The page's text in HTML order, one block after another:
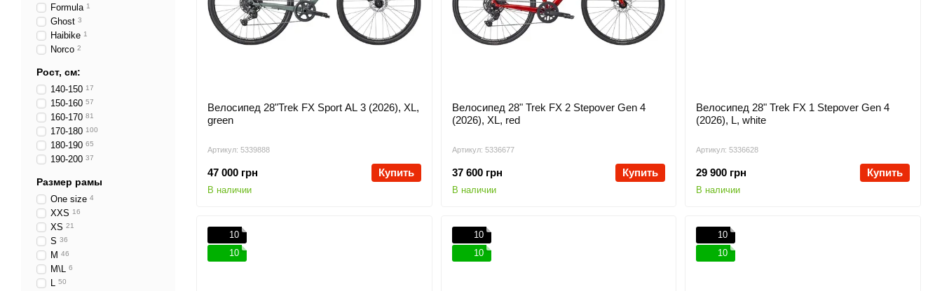
Артикул: 5339888
Велосипед 28"Trek FX Sport AL 3 (2026), XL,
green
47 000 грн Купить
В наличии
Артикул: 5336677
Велосипед 28" Trek FX 2 Stepover Gen 4
(2026), XL, red
37 600 грн Купить
В наличии
Артикул: 5336628
Велосипед 28" Trek FX 1 Stepover Gen 4
(2026), L, white
29 900 грн Купить
В наличии
10
10
10
10
10
10
Formula 1
Ghost 3
Haibike 1
Norco 2
Рост, см:
140-150 17
150-160 57
160-170 81
170-180 100
180-190 65
190-200 37
Размер рамы
One size 4
XXS 16
XS 21
S 36
M 46
M\L 6
L 50